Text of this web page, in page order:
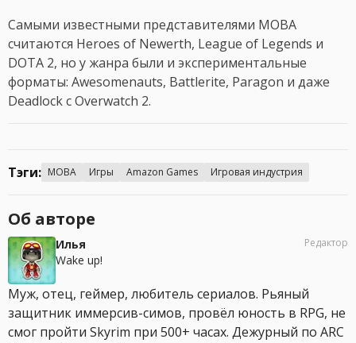
Самыми известными представителями MOBA
считаются Heroes of Newerth, League of Legends и
DOTA 2, но у жанра были и экспериментальные
форматы: Awesomenauts, Battlerite, Paragon и даже
Deadlock c Overwatch 2.
Тэги: MOBA Игры Amazon Games Игровая индустрия
Об авторе
Илья
Wake up!
Редактор
Муж, отец, геймер, любитель сериалов. Рьяный
защитник иммерсив-симов, провёл юность в RPG, не
смог пройти Skyrim при 500+ часах. Дежурный по ARC